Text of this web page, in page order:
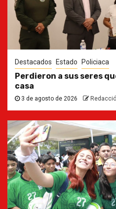
Destacados Estado Policiaca
Perdieron a sus seres
casa
3 de agosto de 2026